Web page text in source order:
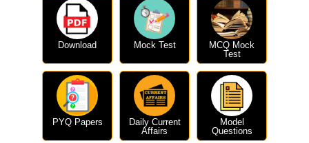
Download Mock Test
MCQ Mock
Test
PYQ Papers
Daily Current
Affairs
Model
Questions